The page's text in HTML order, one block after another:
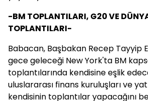
-BM TOPLANTILARI, G20 VE
TOPLANTILARI-
Babacan, Başbakan Recep Tayyip
gece geleceği New York'ta BM
toplantılarında kendisine eşlik
uluslararası finans kuruluşları ve
kendisinin toplantılar yapacağını